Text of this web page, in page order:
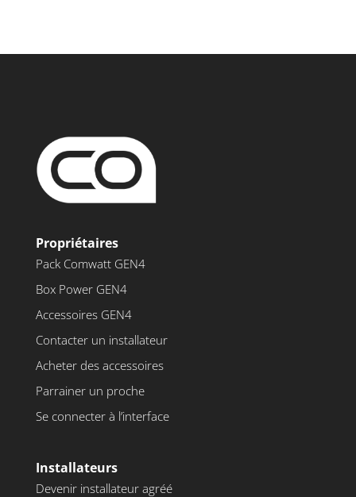
Propriétaires
Pack Comwatt GEN4
Box Power GEN4
Accessoires GEN4
Contacter un installateur
Acheter des accessoires
Parrainer un proche
Se connecter à l’interface
Installateurs
Devenir installateur agréé